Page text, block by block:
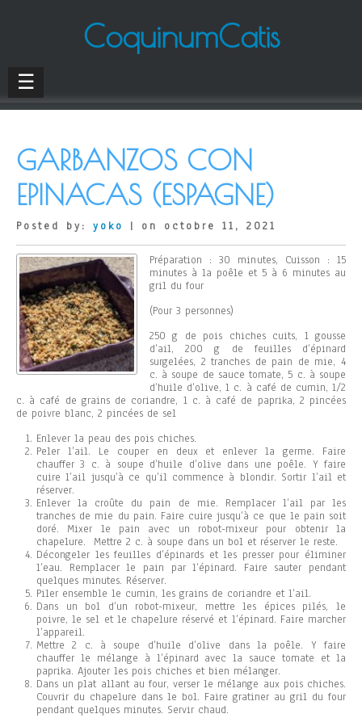
CoquinumCatis
☰
GARBANZOS CON
EPINACAS (ESPAGNE)
Posted by: yoko | on octobre 11, 2021
Préparation : 30 minutes, Cuisson : 15
minutes à la poêle et 5 à 6 minutes au
gril du four
(Pour 3 personnes)
250 g de pois chiches cuits, 1 gousse
d’ail, 200 g de feuilles d’épinard
surgelées, 2 tranches de pain de mie, 4
c. à soupe de sauce tomate, 5 c. à soupe
d’huile d’olive, 1 c. à café de cumin, 1/2
c. à café de grains de coriandre, 1 c. à café de paprika, 2 pincées
de poivre blanc, 2 pincées de sel
Enlever la peau des pois chiches.
Peler l’ail. Le couper en deux et enlever la germe. Faire
chauffer 3 c. à soupe d’huile d’olive dans une poêle. Y faire
cuire l’ail jusqu’à ce qu’il commence à blondir. Sortir l’ail et
réserver.
Enlever la croûte du pain de mie. Remplacer l’ail par les
tranches de mie du pain. Faire cuire jusqu’à ce que le pain soit
doré. Mixer le pain avec un robot-mixeur pour obtenir la
chapelure. Mettre 2 c. à soupe dans un bol et réserver le reste.
Décongeler les feuilles d’épinards et les presser pour éliminer
l’eau. Remplacer le pain par l’épinard. Faire sauter pendant
quelques minutes. Réserver.
Piler ensemble le cumin, les grains de coriandre et l’ail.
Dans un bol d’un robot-mixeur, mettre les épices pilés, le
poivre, le sel et le chapelure réservé et l’épinard. Faire marcher
l’appareil.
Mettre 2 c. à soupe d’huile d’olive dans la poêle. Y faire
chauffer le mélange à l’épinard avec la sauce tomate et la
paprika. Ajouter les pois chiches et bien mélanger.
Dans un plat allant au four, verser le mélange aux pois chiches.
Couvrir du chapelure dans le bol. Faire gratiner au gril du four
pendant quelques minutes. Servir chaud.